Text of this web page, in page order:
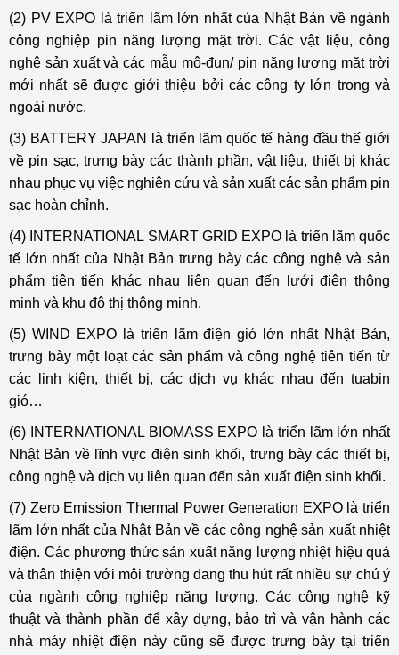
(2) PV EXPO là triển lãm lớn nhất của Nhật Bản về ngành
công nghiệp pin năng lượng mặt trời. Các vật liệu, công
nghệ sản xuất và các mẫu mô-đun/ pin năng lượng mặt trời
mới nhất sẽ được giới thiệu bởi các công ty lớn trong và
ngoài nước.
(3) BATTERY JAPAN là triển lãm quốc tế hàng đầu thế giới
về pin sạc, trưng bày các thành phần, vật liệu, thiết bị khác
nhau phục vụ việc nghiên cứu và sản xuất các sản phẩm pin
sạc hoàn chỉnh.
(4) INTERNATIONAL SMART GRID EXPO là triển lãm quốc
tế lớn nhất của Nhật Bản trưng bày các công nghệ và sản
phẩm tiên tiến khác nhau liên quan đến lưới điện thông
minh và khu đô thị thông minh.
(5) WIND EXPO là triển lãm điện gió lớn nhất Nhật Bản,
trưng bày một loạt các sản phẩm và công nghệ tiên tiến từ
các linh kiện, thiết bị, các dịch vụ khác nhau đến tuabin
gió…
(6) INTERNATIONAL BIOMASS EXPO là triển lãm lớn nhất
Nhật Bản về lĩnh vực điện sinh khối, trưng bày các thiết bị,
công nghệ và dịch vụ liên quan đến sản xuất điện sinh khối.
(7) Zero Emission Thermal Power Generation EXPO là triển
lãm lớn nhất của Nhật Bản về các công nghệ sản xuất nhiệt
điện. Các phương thức sản xuất năng lượng nhiệt hiệu quả
và thân thiện với môi trường đang thu hút rất nhiều sự chú ý
của ngành công nghiệp năng lượng. Các công nghệ kỹ
thuật và thành phần để xây dựng, bảo trì và vận hành các
nhà máy nhiệt điện này cũng sẽ được trưng bày tại triển